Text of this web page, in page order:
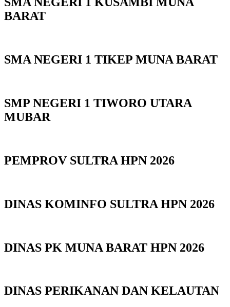
BARAT
SMA NEGERI 1 TIKEP MUNA BARAT
SMP NEGERI 1 TIWORO UTARA
MUBAR
PEMPROV SULTRA HPN 2026
DINAS KOMINFO SULTRA HPN 2026
DINAS PK MUNA BARAT HPN 2026
DINAS PERIKANAN DAN KELAUTAN